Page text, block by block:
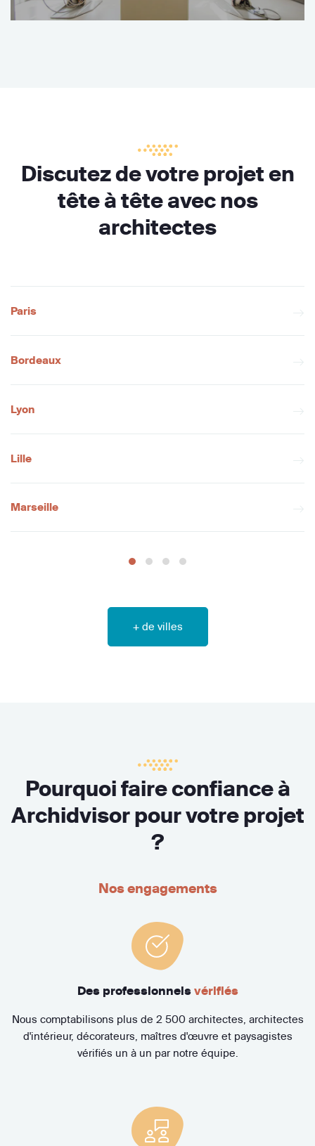
Discutez de votre projet en
tête à tête avec nos
architectes
Paris
Bordeaux
Lyon
Lille
Marseille
+ de villes
Pourquoi faire confiance à
Archidvisor pour votre projet
?
Nos engagements
Des professionnels vérifiés
Nous comptabilisons plus de 2 500 architectes, architectes
d'intérieur, décorateurs, maîtres d'œuvre et paysagistes
vérifiés un à un par notre équipe.